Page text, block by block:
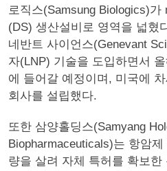
로직스(Samsung Biologics)가
(DS) 생산설비로 영역을 넓혔
네반트 사이언스(Genevant
자(LNP) 기술을 도입하면서
에 들어갈 예정이며, 미국에
회사를 설립했다.
또한 삼양홀딩스(Samyang
Biopharmaceuticals)는 항암
량을 살려 자체 특허를 확보